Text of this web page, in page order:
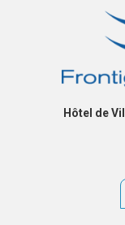
Hôtel de